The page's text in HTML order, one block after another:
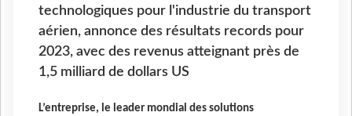
technologiques pour l'industrie du transport
aérien, annonce des résultats records pour
2023, avec des revenus atteignant près de
1,5 milliard de dollars US
L’entreprise, le leader mondial des solutions